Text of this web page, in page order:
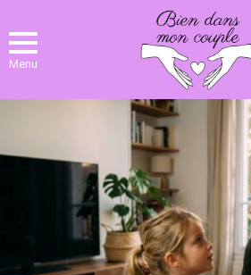
Menu